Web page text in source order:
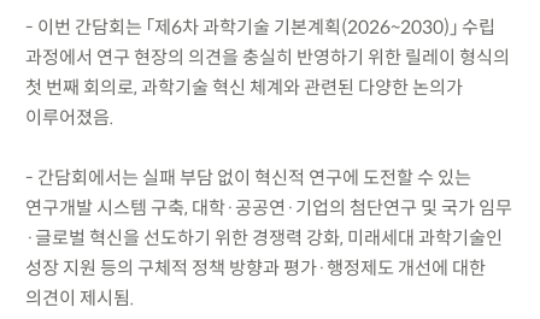
- 이번 간담회는 「제6차 과학기술 기본계획(2026~2030)」 수립
과정에서 연구 현장의 의견을 충실히 반영하기 위한 릴레이 형식의
첫 번째 회의로, 과학기술 혁신 체계와 관련된 다양한 논의가
이루어졌음.
- 간담회에서는 실패 부담 없이 혁신적 연구에 도전할 수 있는
연구개발 시스템 구축, 대학·공공연·기업의 첨단연구 및 국가 임무
·글로벌 혁신을 선도하기 위한 경쟁력 강화, 미래세대 과학기술인
성장 지원 등의 구체적 정책 방향과 평가·행정제도 개선에 대한
의견이 제시됨.